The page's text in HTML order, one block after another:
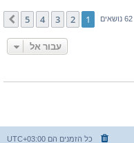
62 נושאים 1
2
3
4
5 הבא
עבור אל
כל הזמנים הם UTC+03:00